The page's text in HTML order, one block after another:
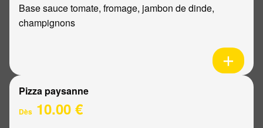
Base sauce tomate, fromage, jambon de dinde,
champignons
Pizza paysanne
Dès 10.00 €